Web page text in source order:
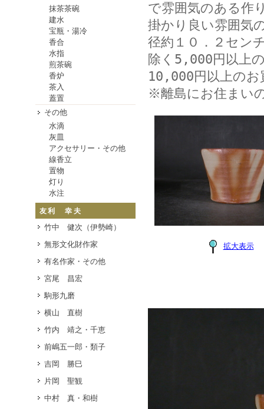
抹茶茶碗
建水
宝瓶・湯冷
香合
水指
煎茶碗
香炉
茶入
蓋置
その他
水滴
灰皿
アクセサリー・その他
線香立
置物
灯り
水注
友利 幸夫
竹中 健次（伊勢崎）
無形文化財作家
有名作家・その他
宮尾 昌宏
駒形九磨
横山 直樹
竹内 靖之・千恵
前嶋五一郎・類子
吉岡 勝巳
片岡 聖観
中村 真・和樹
で雰囲気のある作
掛かり良い雰囲気
径約１０．２セン
除く5,000円以上
10,000円以上のお
※離島にお住まい
拡大表示